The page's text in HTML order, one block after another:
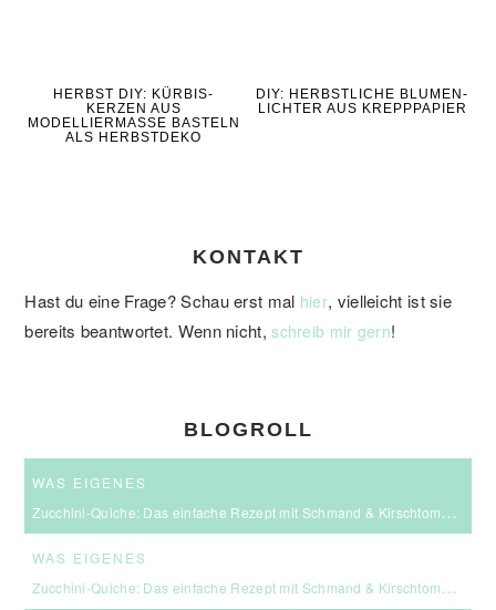
HERBST DIY: KÜRBIS-
KERZEN AUS
MODELLIERMASSE BASTELN
ALS HERBSTDEKO
DIY: HERBSTLICHE BLUMEN-
LICHTER AUS KREPPPAPIER
KONTAKT
Hast du eine Frage? Schau erst mal hier, vielleicht ist sie
bereits beantwortet. Wenn nicht,schreib mir gern!
BLOGROLL
WAS EIGENES
Zucchini-Quiche: Das einfache Rezept mit Schmand & Kirschtomaten
WAS EIGENES
Zucchini-Quiche: Das einfache Rezept mit Schmand & Kirschtomaten